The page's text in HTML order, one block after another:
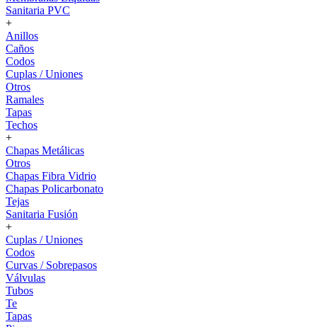
Sanitaria PVC
+
Anillos
Caños
Codos
Cuplas / Uniones
Otros
Ramales
Tapas
Techos
+
Chapas Metálicas
Otros
Chapas Fibra Vidrio
Chapas Policarbonato
Tejas
Sanitaria Fusión
+
Cuplas / Uniones
Codos
Curvas / Sobrepasos
Válvulas
Tubos
Te
Tapas